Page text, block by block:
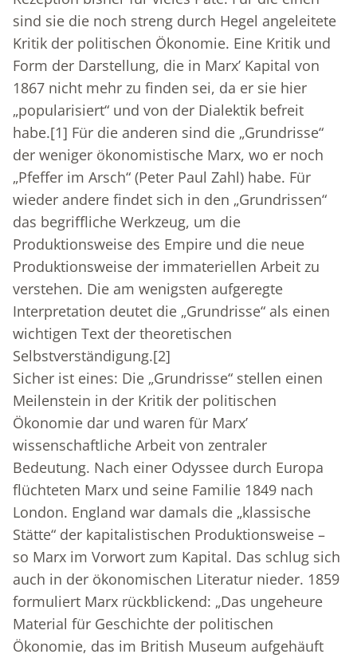
sind sie die noch streng durch Hegel angeleitete
Kritik der politischen Ökonomie. Eine Kritik und
Form der Darstellung, die in Marx’ Kapital von
1867 nicht mehr zu finden sei, da er sie hier
„popularisiert“ und von der Dialektik befreit
habe.[1] Für die anderen sind die „Grundrisse“
der weniger ökonomistische Marx, wo er noch
„Pfeffer im Arsch“ (Peter Paul Zahl) habe. Für
wieder andere findet sich in den „Grundrissen“
das begriffliche Werkzeug, um die
Produktionsweise des Empire und die neue
Produktionsweise der immateriellen Arbeit zu
verstehen. Die am wenigsten aufgeregte
Interpretation deutet die „Grundrisse“ als einen
wichtigen Text der theoretischen
Selbstverständigung.[2]
Sicher ist eines: Die „Grundrisse“ stellen einen
Meilenstein in der Kritik der politischen
Ökonomie dar und waren für Marx’
wissenschaftliche Arbeit von zentraler
Bedeutung. Nach einer Odyssee durch Europa
flüchteten Marx und seine Familie 1849 nach
London. England war damals die „klassische
Stätte“ der kapitalistischen Produktionsweise –
so Marx im Vorwort zum Kapital. Das schlug sich
auch in der ökonomischen Literatur nieder. 1859
formuliert Marx rückblickend: „Das ungeheure
Material für Geschichte der politischen
Ökonomie, das im British Museum aufgehäuft